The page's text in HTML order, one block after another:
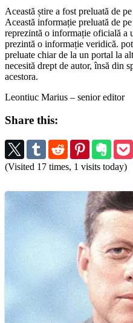
Această știre a fost preluată de
Această informație preluată de
reprezintă o informație oficială a
prezintă o informație veridică.
preluate chiar de la un portal la
necesită drept de autor, însă din
acestora.
Leontiuc Marius – senior editor
Share this:
(Visited 17 times, 1 visits today)